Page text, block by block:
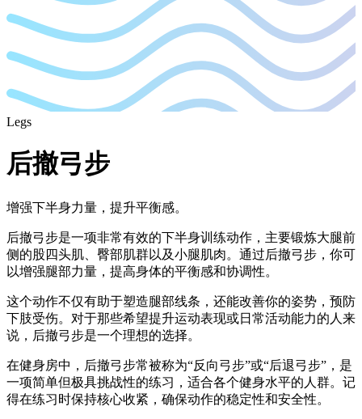
Legs
后撤弓步
增强下半身力量，提升平衡感。
后撤弓步是一项非常有效的下半身训练动作，主要锻炼大腿前
侧的股四头肌、臀部肌群以及小腿肌肉。通过后撤弓步，你可
以增强腿部力量，提高身体的平衡感和协调性。
这个动作不仅有助于塑造腿部线条，还能改善你的姿势，预防
下肢受伤。对于那些希望提升运动表现或日常活动能力的人来
说，后撤弓步是一个理想的选择。
在健身房中，后撤弓步常被称为“反向弓步”或“后退弓步”，是
一项简单但极具挑战性的练习，适合各个健身水平的人群。记
得在练习时保持核心收紧，确保动作的稳定性和安全性。